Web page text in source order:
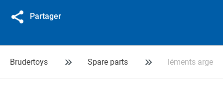
Partager
Brudertoys Spare parts léments